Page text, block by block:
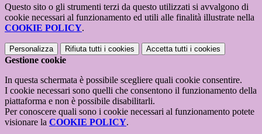
Questo sito o gli strumenti terzi da questo utilizzati si avvalgono di
cookie necessari al funzionamento ed utili alle finalità illustrate nella
COOKIE POLICY.
Personalizza Rifiuta tutti i cookies Accetta tutti i cookies
Gestione cookie
In questa schermata è possibile scegliere quali cookie consentire.
I cookie necessari sono quelli che consentono il funzionamento della
piattaforma e non è possibile disabilitarli.
Per conoscere quali sono i cookie necessari al funzionamento potete
visionare la COOKIE POLICY.